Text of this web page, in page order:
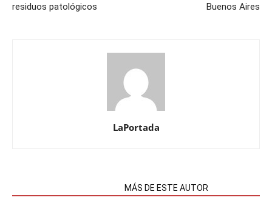
residuos patológicos
Buenos Aires
LaPortada
MÁS DE ESTE AUTOR